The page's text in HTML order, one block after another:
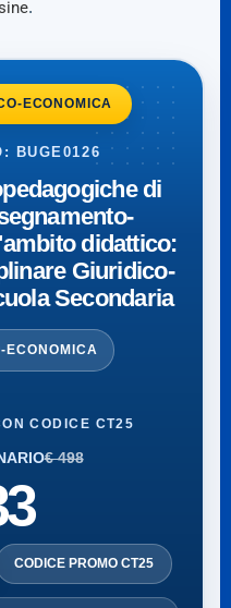
.
ECONOMICA
BUGE0126
di
didattico:
Giuridico-
Secondaria
ECONOMICA
CODICE CT25
€ 498
CODICE PROMO CT25